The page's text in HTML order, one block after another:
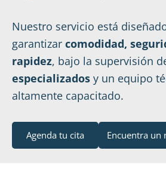
Nuestro servicio está
garantizar comodidad,
rapidez, bajo la supervisión
especializados y un equipo
altamente capacitado.
Agenda tu cita Encuentra un